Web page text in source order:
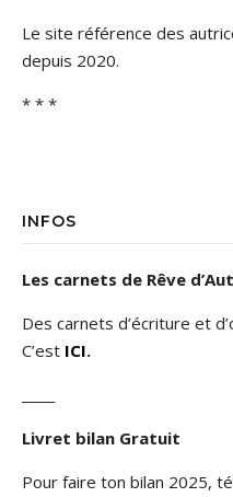
Le site référence des
depuis 2020.
* * *
INFOS
Les carnets de Rêve
Des carnets d’écriture et
C’est ICI.
Livret bilan Gratuit
Pour faire ton bilan 2025,